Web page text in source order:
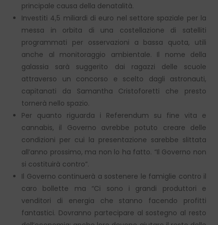
principale causa della denatalità.
Investiti 4,5 miliardi di euro nel settore spaziale per la
messa in orbita di una costellazione di satelliti
programmati per osservazioni a bassa quota, utili
anche al monitoraggio ambientale. Il nome della
galassia sarà suggerito dai ragazzi delle scuole
attraverso un concorso e scelto dagli astronauti,
capitanati da Samantha Cristoforetti che presto
tornerà nello spazio.
Per quanto riguarda i Referendum su fine vita e
cannabis, il Governo avrebbe potuto creare delle
condizioni per cui la presentazione sarebbe slittata
all’anno prossimo, ma non lo ha fatto. “Il Governo non
si costituirà contro”.
Il Governo continuerà a sostenere le famiglie contro il
caro bollette ma “Ci sono i grandi produttori e
venditori di energia che stanno facendo profitti
fantastici. Dovranno partecipare al sostegno al resto